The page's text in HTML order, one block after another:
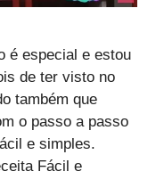
é especial e estou
de ter visto no
também que
o passo a passo
e simples.
Fácil e